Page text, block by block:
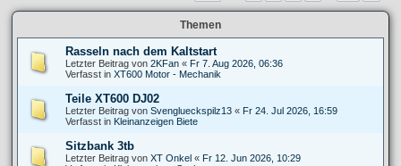
Themen
Rasseln nach dem Kaltstart
Letzter Beitrag von 2KFan « Fr 7. Aug 2026, 06:36
Verfasst in XT600 Motor - Mechanik
Teile XT600 DJ02
Letzter Beitrag von Svenglueckspilz13 « Fr 24. Jul 2026, 16:59
Verfasst in Kleinanzeigen Biete
Sitzbank 3tb
Letzter Beitrag von XT Onkel « Fr 12. Jun 2026, 10:29